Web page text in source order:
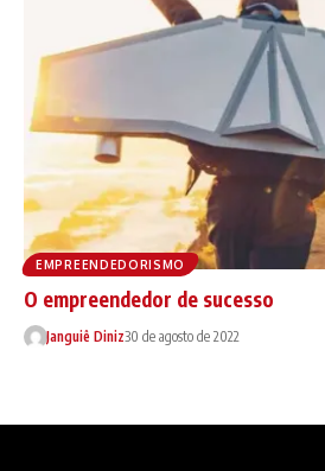
EMPREENDEDORISMO
O empreendedor de sucesso
Janguiê Diniz30 de agosto de 2022